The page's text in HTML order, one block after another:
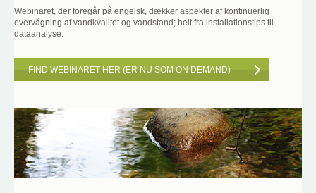
Webinaret, der foregår på engelsk, dækker aspekter af kontinuerlig
overvågning af vandkvalitet og vandstand; helt fra installationstips til
dataanalyse.
FIND WEBINARET HER (ER NU SOM ON DEMAND)